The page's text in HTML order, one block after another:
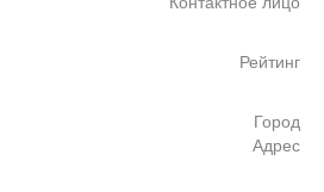
Рейтинг
Город
Адрес